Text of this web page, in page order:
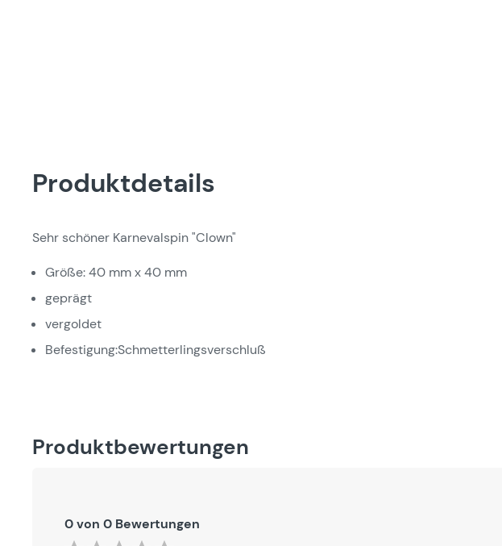
Produktdetails
Sehr schöner Karnevalspin "Clown"
Größe: 40 mm x 40 mm
geprägt
vergoldet
Befestigung:Schmetterlingsverschluß
Produktbewertungen
0 von 0 Bewertungen